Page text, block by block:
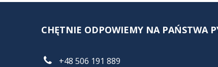
CHĘTNIE ODPOWIEMY NA PAŃSTWA
+48 506 191 889